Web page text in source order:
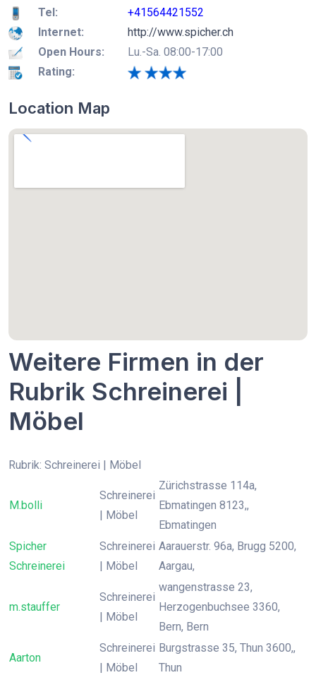
Tel:
+41564421552
Internet:
http://www.spicher.ch
Open Hours:
Lu.-Sa. 08:00-17:00
Rating:
Location Map
Weitere Firmen in der
Rubrik Schreinerei |
Möbel
Rubrik: Schreinerei | Möbel
M.bolli
Schreinerei
| Möbel
Zürichstrasse 114a,
Ebmatingen 8123,,
Ebmatingen
Spicher
Schreinerei
Schreinerei
| Möbel
Aarauerstr. 96a, Brugg 5200,
Aargau,
m.stauffer
Schreinerei
| Möbel
wangenstrasse 23,
Herzogenbuchsee 3360,
Bern, Bern
Aarton
Schreinerei
| Möbel
Burgstrasse 35, Thun 3600,,
Thun